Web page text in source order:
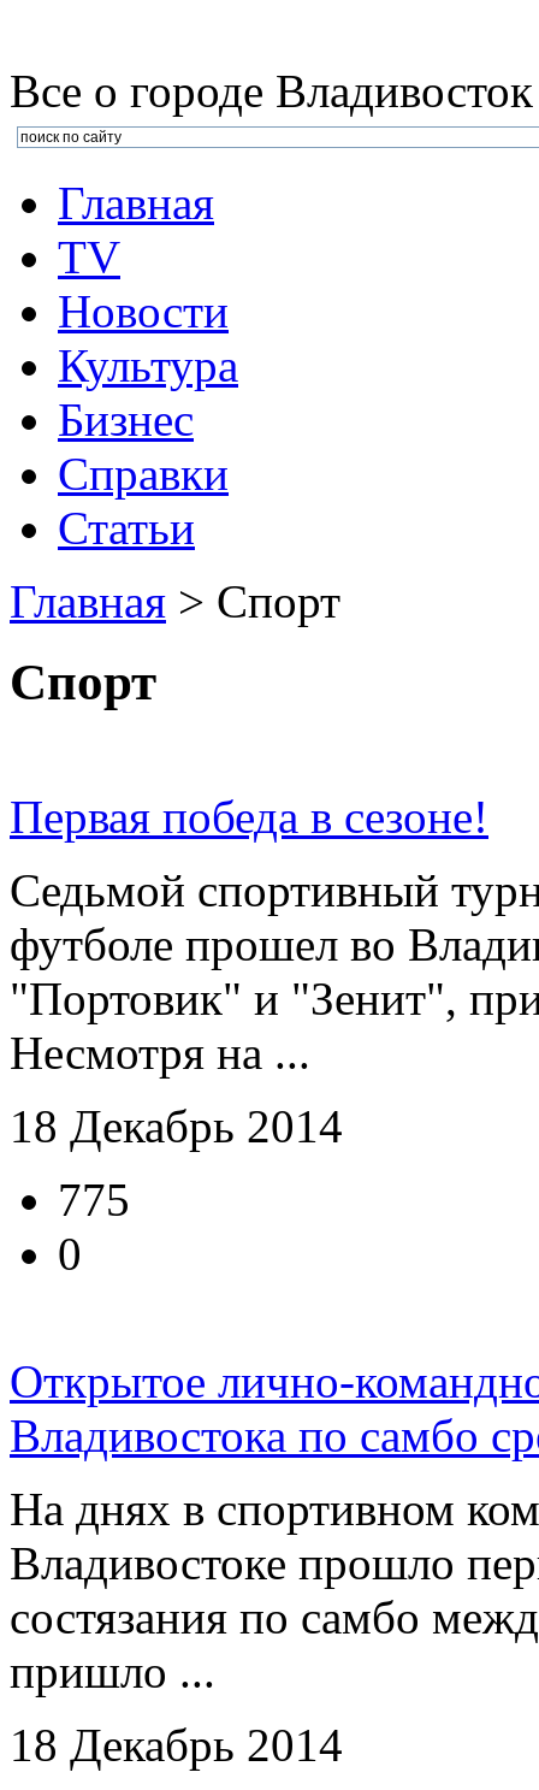
Все о городе Владивосток
Главная
TV
Новости
Культура
Бизнеc
Справки
Статьи
Главная > Спорт
Спорт
Первая победа в сезоне!
Седьмой спортивный
футболе прошел во
"Портовик" и "Зенит",
Несмотря на ...
18 Декабрь 2014
775
0
Открытое лично-
Владивостока по самбо
На днях в спортивном
Владивостоке прошло
состязания по самбо
пришло ...
18 Декабрь 2014